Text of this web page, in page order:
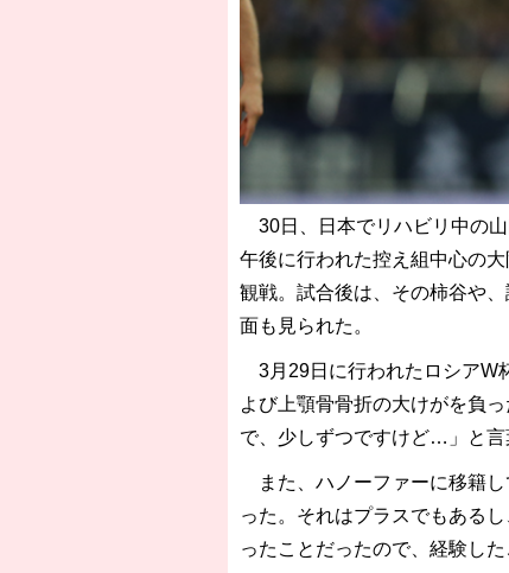
30日、日本でリハビリ中の
午後に行われた控え組中心の
観戦。試合後は、その柿谷や
面も見られた。
3月29日に行われたロシアW
よび上顎骨骨折の大けがを負
で、少しずつですけど…」と言
また、ハノーファーに移籍
った。それはプラスでもある
ったことだったので、経験し